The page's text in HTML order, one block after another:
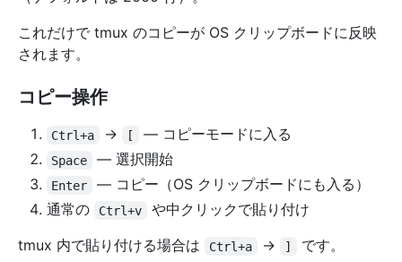
これだけで tmux のコピーが OS クリップボードに反映
されます。
コピー操作
Ctrl+a → [ — コピーモードに入る
Space — 選択開始
Enter
— コピー（OS クリップボードにも入る）
通常の
Ctrl+v
や中クリックで貼り付け
tmux 内で貼り付ける場合は
Ctrl+a → ] です。